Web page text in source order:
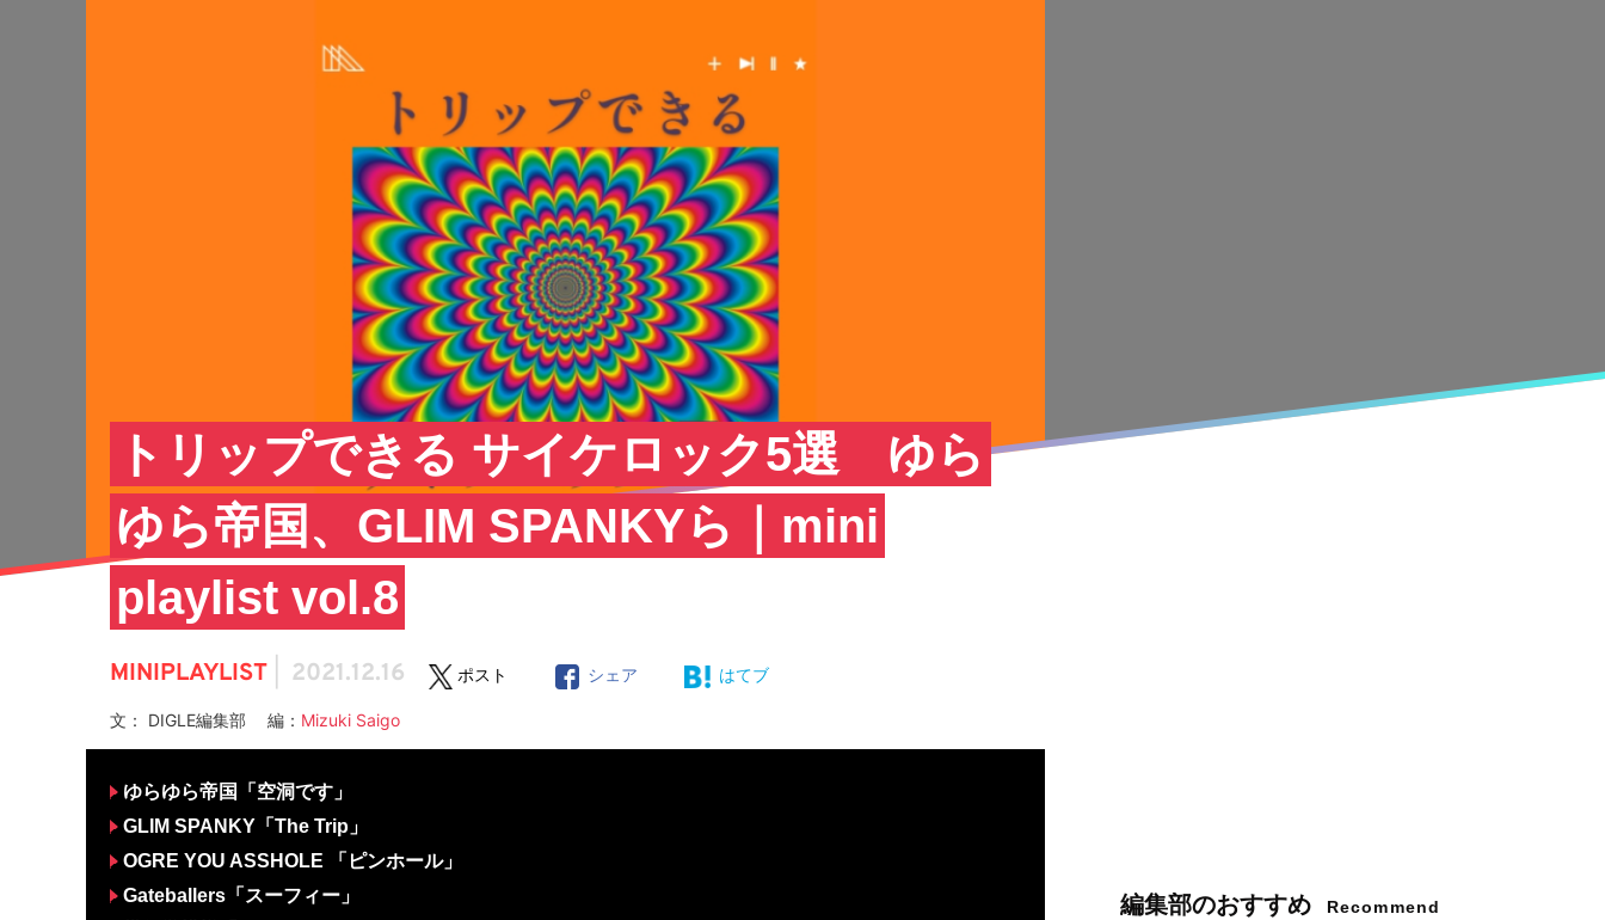
トリップできる サイケロック5選 ゆら
ゆら帝国、GLIM SPANKYら｜mini
playlist vol.8
MINIPLAYLIST 2021.12.16 ポスト シェア はてブ
文： DIGLE編集部 編： Mizuki Saigo
ゆらゆら帝国「空洞です」
GLIM SPANKY「The Trip」
OGRE YOU ASSHOLE 「ピンホール」
Gateballers「スーフィー」
編集部のおすすめ Recommend